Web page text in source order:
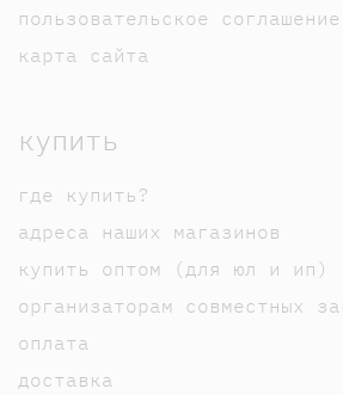
пользовательское соглашение
карта сайта
купить
где купить?
адреса наших магазинов
купить оптом (для юл и ип)
организаторам совместных
оплата
доставка